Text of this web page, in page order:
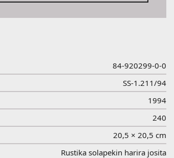
84-920299-0-0
SS-1.211/94
1994
240
20,5 × 20,5 cm
Rustika solapekin harira josita